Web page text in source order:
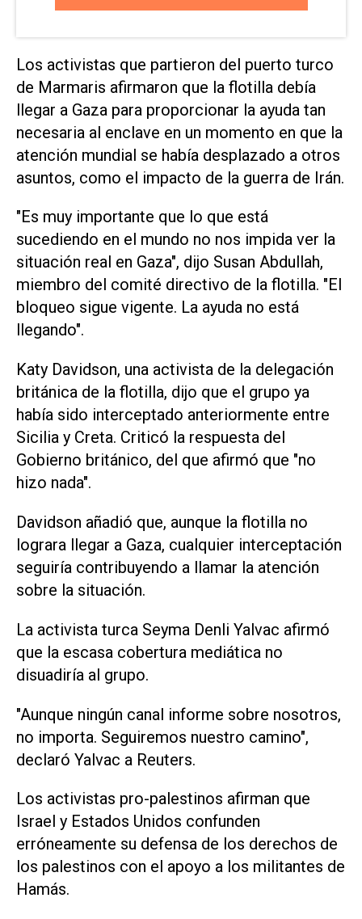
Los activistas que partieron del ​puerto turco
de ⁠Marmaris afirmaron que la flotilla debía
llegar a Gaza para ‌proporcionar la ayuda tan
necesaria al enclave en un ⁠momento en que la
atención mundial ⁠se había desplazado a otros
asuntos, como el impacto de la guerra de Irán.
"Es muy importante que lo que está
sucediendo en el ⁠mundo no nos impida ver la
situación real en ​Gaza", dijo Susan Abdullah,
miembro del comité directivo ‌de la flotilla. "El
bloqueo sigue ‌vigente. La ayuda no está
llegando".
Katy Davidson, una activista de ⁠la delegación
británica de la flotilla, dijo que el grupo ya
había sido interceptado anteriormente entre
Sicilia y Creta. Criticó la respuesta del
Gobierno británico, del que afirmó que "no
hizo nada".
Davidson añadió ​que, aunque ‌la flotilla no
lograra llegar a Gaza, cualquier interceptación
seguiría contribuyendo a llamar la atención
sobre la situación.
La activista turca Seyma Denli Yalvac afirmó
que la escasa cobertura mediática no
disuadiría al grupo.
"Aunque ningún canal informe sobre nosotros,
⁠no importa. Seguiremos nuestro camino",
declaró Yalvac a Reuters.
Los activistas pro-palestinos afirman que
Israel y Estados Unidos confunden
erróneamente su defensa de los derechos de
los palestinos con el apoyo a los militantes de
Hamás.